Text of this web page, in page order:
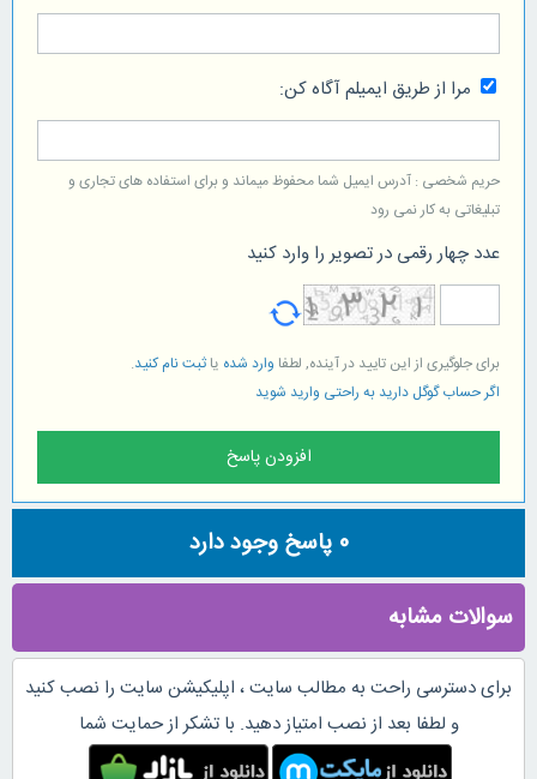
مرا از طریق ایمیلم آگاه کن:
حریم شخصی : آدرس ایمیل شما محفوظ میماند و برای استفاده های تجاری و
تبلیغاتی به کار نمی رود
عدد چهار رقمی در تصویر را وارد کنید
برای جلوگیری از این تایید در آینده, لطفا وارد شده یاثبت نام کنید.
اگر حساب گوگل دارید به راحتی وارید شوید
0 پاسخ وجود دارد
سوالات مشابه
برای دسترسی راحت به مطالب سایت ، اپلیکیشن سایت را نصب کنید
و لطفا بعد از نصب امتیاز دهید. با تشکر از حمایت شما